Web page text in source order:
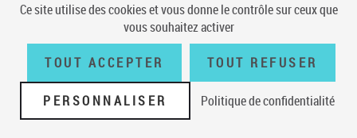
Ce site utilise des cookies et vous donne le contrôle sur ceux que
vous souhaitez activer
TOUT ACCEPTER TOUT REFUSER
PERSONNALISER Politique de confidentialité